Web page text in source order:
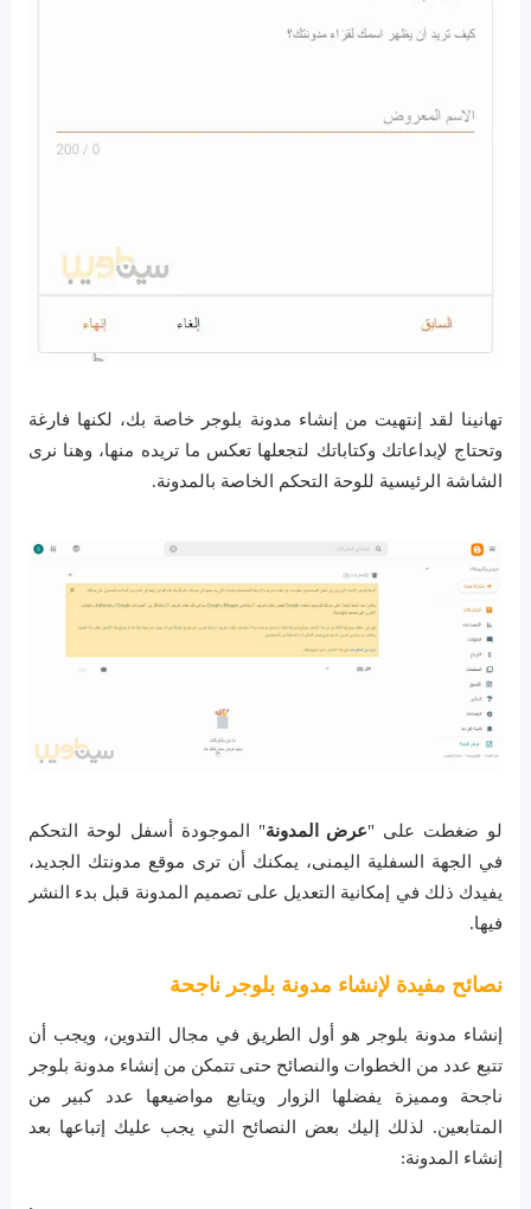
تهانينا لقد إنتهيت من إنشاء مدونة بلوجر خاصة بك، لكنها فارغة
وتحتاج لإبداعاتك وكتاباتك لتجعلها تعكس ما تريده منها، وهنا نرى
الشاشة الرئيسية للوحة التحكم الخاصة بالمدونة.
لو ضغطت على "عرض المدونة" الموجودة أسفل لوحة التحكم
في الجهة السفلية اليمنى، يمكنك أن ترى موقع مدونتك الجديد،
يفيدك ذلك في إمكانية التعديل على تصميم المدونة قبل بدء النشر
فيها.
نصائح مفيدة لإنشاء مدونة بلوجر ناجحة
إنشاء مدونة بلوجر هو أول الطريق في مجال التدوين، ويجب أن
تتبع عدد من الخطوات والنصائح حتى تتمكن من إنشاء مدونة بلوجر
ناجحة ومميزة يفضلها الزوار ويتابع مواضيعها عدد كبير من
المتابعين. لذلك إليك بعض النصائح التي يجب عليك إتباعها بعد
إنشاء المدونة: